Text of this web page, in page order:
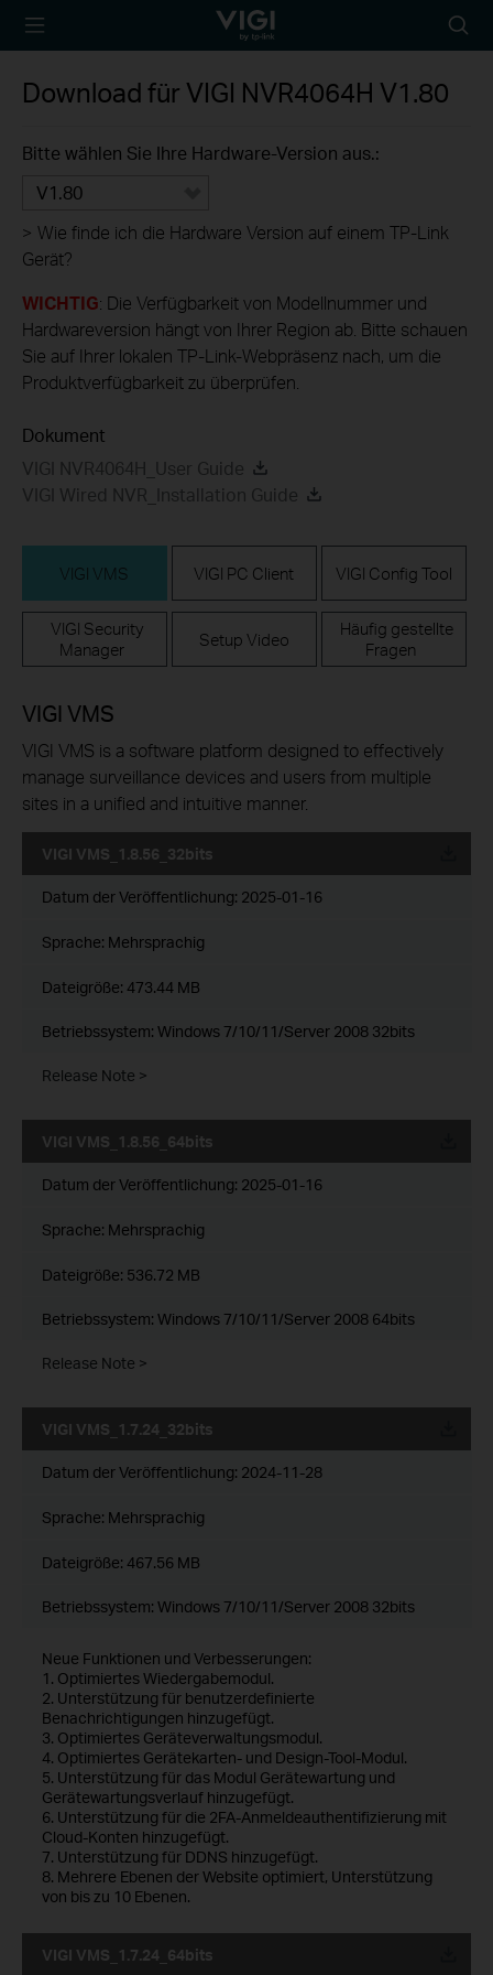
TP-Link, Reliably
Download für VIGI NVR4064H V1.80
Bitte wählen Sie Ihre Hardware-Version aus.:
V1.80
> Wie finde ich die Hardware Version auf einem TP-Link
Gerät?
WICHTIG: Die Verfügbarkeit von Modellnummer und
Hardwareversion hängt von Ihrer Region ab. Bitte schauen
Sie auf Ihrer lokalen TP-Link-Webpräsenz nach, um die
Produktverfügbarkeit zu überprüfen.
Dokument
VIGI NVR4064H_User Guide
VIGI Wired NVR_Installation Guide
VIGI VMS VIGI PC Client VIGI Config Tool
VIGI Security
Manager
Setup Video
Häufig gestellte
Fragen
VIGI VMS
VIGI VMS is a software platform designed to effectively
manage surveillance devices and users from multiple
sites in a unified and intuitive manner.
VIGI VMS_1.8.56_32bits
Datum der Veröffentlichung: 2025-01-16
Sprache: Mehrsprachig
Dateigröße: 473.44 MB
Betriebssystem: Windows 7/10/11/Server 2008 32bits
Release Note >
VIGI VMS_1.8.56_64bits
Datum der Veröffentlichung: 2025-01-16
Sprache: Mehrsprachig
Dateigröße: 536.72 MB
Betriebssystem: Windows 7/10/11/Server 2008 64bits
Release Note >
VIGI VMS_1.7.24_32bits
Datum der Veröffentlichung: 2024-11-28
Sprache: Mehrsprachig
Dateigröße: 467.56 MB
Betriebssystem: Windows 7/10/11/Server 2008 32bits
Neue Funktionen und Verbesserungen:
1. Optimiertes Wiedergabemodul.
2. Unterstützung für benutzerdefinierte
Benachrichtigungen hinzugefügt.
3. Optimiertes Geräteverwaltungsmodul.
4. Optimiertes Gerätekarten- und Design-Tool-Modul.
5. Unterstützung für das Modul Gerätewartung und
Gerätewartungsverlauf hinzugefügt.
6. Unterstützung für die 2FA-Anmeldeauthentifizierung mit
Cloud-Konten hinzugefügt.
7. Unterstützung für DDNS hinzugefügt.
8. Mehrere Ebenen der Website optimiert, Unterstützung
von bis zu 10 Ebenen.
VIGI VMS_1.7.24_64bits